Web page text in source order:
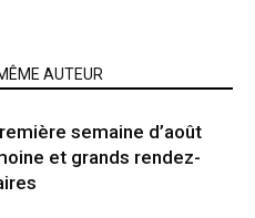
AUTEUR
semaine d’août
et grands rendez-